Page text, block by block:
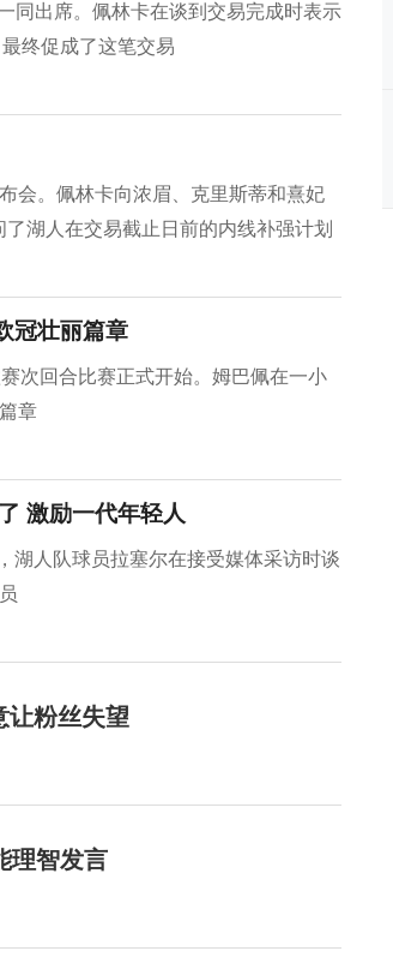
同出席。佩林卡在谈到交易完成时表示
终促成了这笔交易
会。佩林卡向浓眉、克里斯蒂和熹妃
湖人在交易截止日前的内线补强计划
冠壮丽篇章
次回合比赛正式开始。姆巴佩在一小
章
激励一代年轻人
湖人队球员拉塞尔在接受媒体采访时谈
让粉丝失望
理智发言